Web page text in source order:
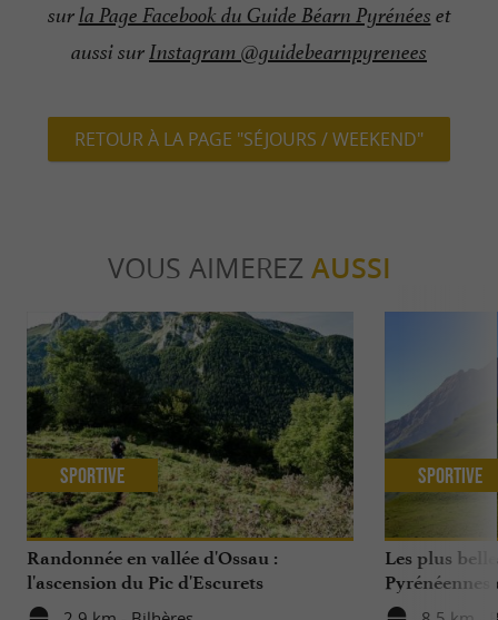
surla Page Facebook du Guide Béarn Pyrénées et
aussi surInstagram @guidebearnpyrenees
RETOUR À LA PAGE "SÉJOURS / WEEKEND"
VOUS AIMEREZ AUSSI
Randonnée en vallée d'Ossau :
l'ascension du Pic d'Escurets
Sportive
Les plus
Pyrénéennes
Sportive